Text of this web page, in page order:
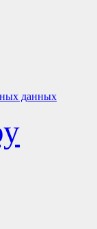
данных